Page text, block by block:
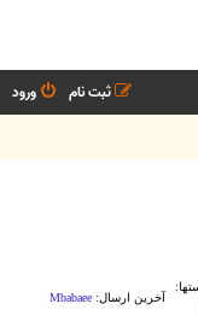
ورود
ثبت نام